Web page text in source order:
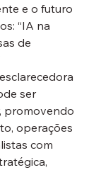
e o futuro
“IA na
de
ser
promovendo
operações
com